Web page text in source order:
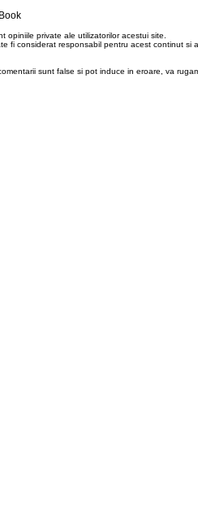
opiniile private ale utilizatorilor acestui site.
fi considerat responsabil pentru acest continut si
sunt false si pot induce in eroare, va